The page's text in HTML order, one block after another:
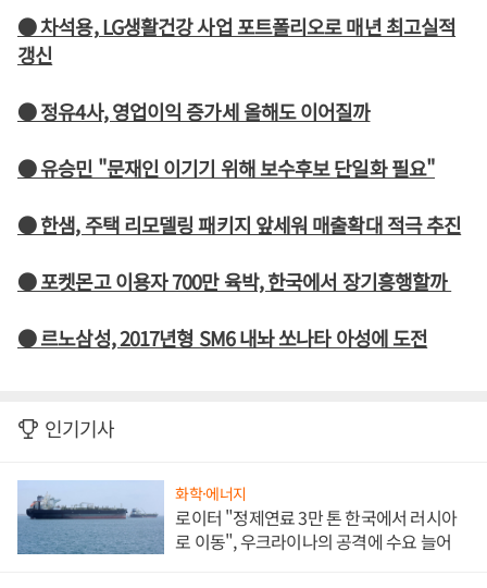
● 차석용, LG생활건강 사업 포트폴리오로 매년 최고실적
갱신
● 정유4사, 영업이익 증가세 올해도 이어질까
● 유승민 "문재인 이기기 위해 보수후보 단일화 필요"
● 한샘, 주택 리모델링 패키지 앞세워 매출확대 적극 추진
● 포켓몬고 이용자 700만 육박, 한국에서 장기흥행할까
● 르노삼성, 2017년형 SM6 내놔 쏘나타 아성에 도전
인기기사
화학·에너지
로이터 "정제연료 3만 톤 한국에서 러시아
로 이동", 우크라이나의 공격에 수요 늘어